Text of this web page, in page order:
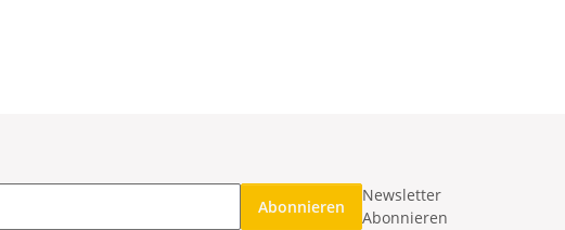
Abonnieren
Newsletter
Abonnieren